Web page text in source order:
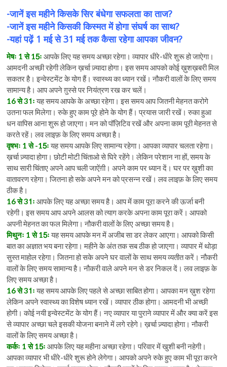
-जानें इस महीने किसके सिर बंधेगा सफलता का ताज?
-जानें इस महीने किसकी किस्मत में होगा संघर्ष का साथ?
-यहां पढ़ें 1 मई से 31 मई तक कैसा रहेगा आपका जीवन?
मेषः 1 से 15ः आपके लिए यह समय अच्छा रहेगा। व्यापार धीरे-धीरे शुरू हो जाऐगा।
आमदनी अच्छी रहेगी लेकिन ख़र्चा ज़्यादा होगा। इस समय आपको कोई ख़ुशख़बरी मिल
सकतर है। इन्वेस्टमेंट के योग हैं। स्वास्थ्य का ध्यान रखें। नौकरी वालों के लिए समय
सामान्य है। आप अपने ग़ुस्से पर नियंत्रण रख कर चलें।
16 से 31ः यह समय आपके के अच्छा रहेगा। इस समय आप जितनी मेहनत करोगे
उतना फल मिलेगा। रुके हुए काम पूरे होने के योग हैं। प्रयास जारी रखें। रुका हुआ
धन वापिस आना शुरू हो जाएगा। मन को पॉज़िटिव रखें और अपना काम पूरी मेहनत से
करते रहें। लव लाइफ़ के लिए समय अच्छा है।
वृषभः 1 से -15ः यह समय आपके लिए सामान्य रहेगा। आपका व्यापार चलता रहेगा।
ख़र्चा ज़्यादा होगा। छोटी मोटी चिंताओ से घिरे रहेंगे। लेकिन परेशान ना हों, समय के
साथ सारी चिंताए अपने आप चली जाऐंग़ी। अपने काम पर ध्यान दें। घर पर ख़ुशी का
वातावरण रहेगा। जितना हो सके अपने मन को प्रसन्न रखें। लव लाइफ़ के लिए समय
ठीक है।
16 से 31ः आपके लिए यह अच्छा समय है। आप में काम पूरा करने की ऊर्जा बनी
रहेगी। इस समय आप अपने आलस को त्याग करके अपना काम पूरा करें। आपको
अपनी मेहनत का फल मिलेगा। नौकरी वालों के लिए अच्छा समय है।
मिथुनः 1 से 15ः यह समय आपके मन में अजीब सा डर लेकर आएगा। आपको किसी
बात का अज्ञात भय बना रहेगा। महीने के अंत तक सब ठीक हो जाएगा। व्यापार में थोड़ा
सुस्त माहोल रहेगा। जितना हो सके अपने घर वालों के साथ समय व्यतीत करें। नौकरी
वालों के लिए समय सामान्य है। नौकरी वाले अपने मन से डर निकल दें। लव लाइफ़ के
लिए समय अच्छा है।
16 से 31ः यह समय आपके लिए पहले से अच्छा साबित होगा। आपका मन ख़ुश रहेगा
लेकिन अपने स्वास्थ्य का विशेष ध्यान रखें। व्यापार ठीक होगा। आमदनी भी अच्छी
होगी। कोई नयी इन्वेस्टमेंट के योग हैं। नए व्यापार या पुराने व्यापार में और क्या करें इस
से व्यापार अच्छा चले इसकी योजना बनाने में लगे रहेगे। ख़र्चा ज़्यादा होगा। नौकरी
वालों के लिए समय अच्छा है।
कर्कः 1 से 15ः आपके लिए यह महीना अच्छा रहेगा। परिवार में खुशी बनी नहेगी।
आपका व्यापार भी धीरे-धीरे शुरू होने लेगेगा। आपको अपने रुके हुए काम भी पूरा करने